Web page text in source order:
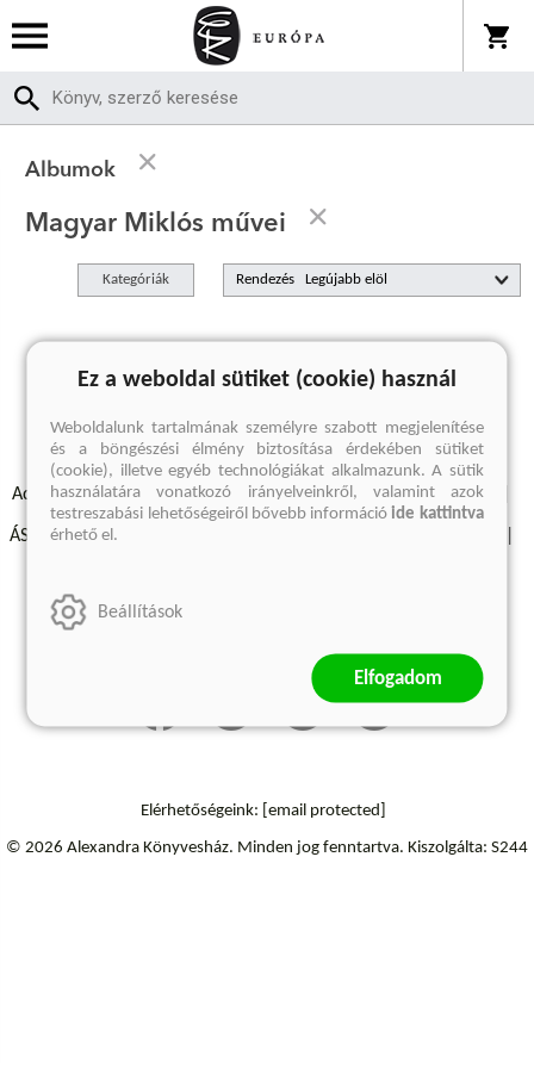
Albumok
Magyar Miklós művei
Kategóriák Rendezés
A keresett kifejezésre nincs találat
Adatvédelmi szabályzatok Elállási felmondási nyilatkozat
ÁSZF - Vásárlási feltételek
Szállítási információk
Elérhetőségeink: [email protected]
© 2026 Alexandra Könyvesház. Minden jog fenntartva. Kiszolgálta: S244
Ez a weboldal sütiket (cookie) használ
Weboldalunk tartalmának személyre szabott megjelenítése
és a böngészési élmény biztosítása érdekében sütiket
(cookie), illetve egyéb technológiákat alkalmazunk. A sütik
használatára vonatkozó irányelveinkről, valamint azok
testreszabási lehetőségeiről bővebb információide kattintva
érhető el.
Beállítások
Elfogadom